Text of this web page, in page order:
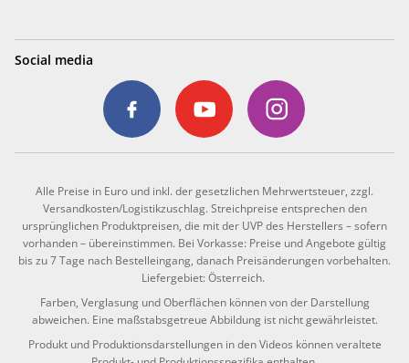
Social media
Alle Preise in Euro und inkl. der gesetzlichen Mehrwertsteuer, zzgl.
Versandkosten/Logistikzuschlag. Streichpreise entsprechen den
ursprünglichen Produktpreisen, die mit der UVP des Herstellers – sofern
vorhanden – übereinstimmen. Bei Vorkasse: Preise und Angebote gültig
bis zu 7 Tage nach Bestelleingang, danach Preisänderungen vorbehalten.
Liefergebiet: Österreich.
Farben, Verglasung und Oberflächen können von der Darstellung
abweichen. Eine maßstabsgetreue Abbildung ist nicht gewährleistet.
Produkt und Produktionsdarstellungen in den Videos können veraltete